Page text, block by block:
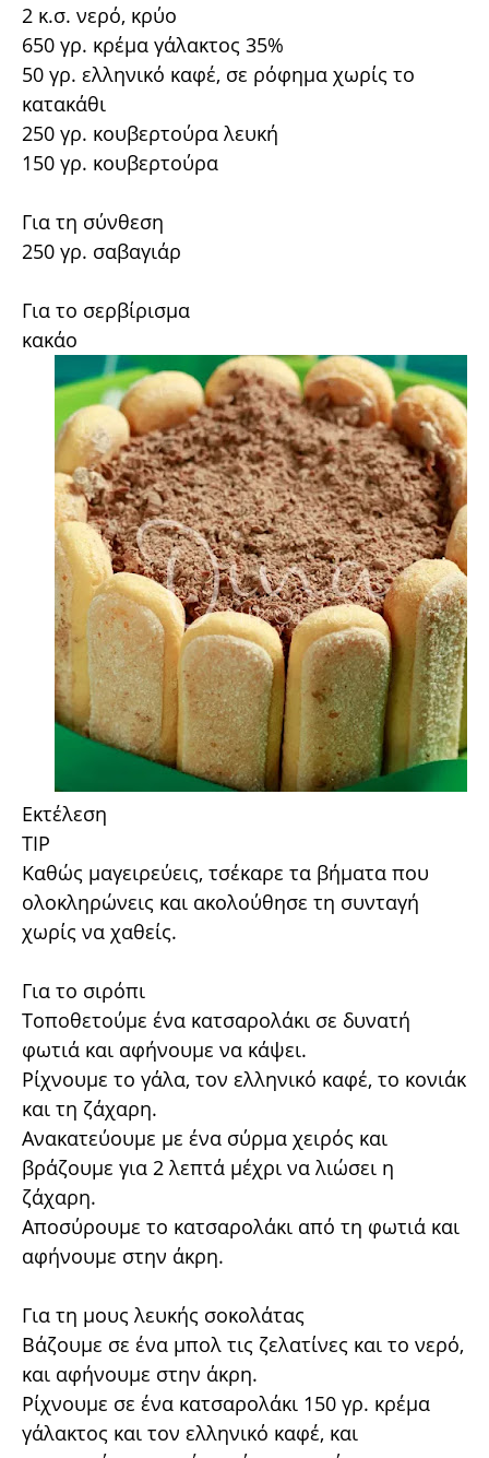
2 κ.σ. νερό, κρύο
650 γρ. κρέμα γάλακτος 35%
50 γρ. ελληνικό καφέ, σε ρόφημα χωρίς το
κατακάθι
250 γρ. κουβερτούρα λευκή
150 γρ. κουβερτούρα
Για τη σύνθεση
250 γρ. σαβαγιάρ
Για το σερβίρισμα
κακάο
Εκτέλεση
TIP
Καθώς μαγειρεύεις, τσέκαρε τα βήματα που
ολοκληρώνεις και ακολούθησε τη συνταγή
χωρίς να χαθείς.
Για το σιρόπι
Τοποθετούμε ένα κατσαρολάκι σε δυνατή
φωτιά και αφήνουμε να κάψει.
Ρίχνουμε το γάλα, τον ελληνικό καφέ, το κονιάκ
και τη ζάχαρη.
Ανακατεύουμε με ένα σύρμα χειρός και
βράζουμε για 2 λεπτά μέχρι να λιώσει η
ζάχαρη.
Αποσύρουμε το κατσαρολάκι από τη φωτιά και
αφήνουμε στην άκρη.
Για τη μους λευκής σοκολάτας
Βάζουμε σε ένα μπολ τις ζελατίνες και το νερό,
και αφήνουμε στην άκρη.
Ρίχνουμε σε ένα κατσαρολάκι 150 γρ. κρέμα
γάλακτος και τον ελληνικό καφέ, και